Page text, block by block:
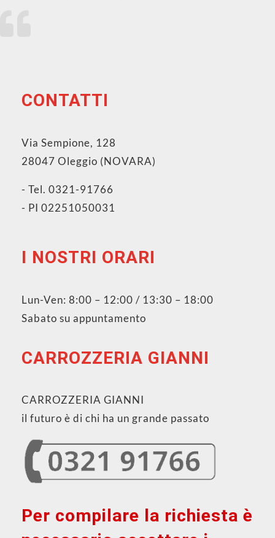
CONTATTI
Via Sempione, 128
28047 Oleggio (NOVARA)
- Tel. 0321-91766
- PI 02251050031
I NOSTRI ORARI
Lun-Ven: 8:00 – 12:00 / 13:30 – 18:00
Sabato su appuntamento
CARROZZERIA GIANNI
CARROZZERIA GIANNI
il futuro è di chi ha un grande passato
Per compilare la richiesta è